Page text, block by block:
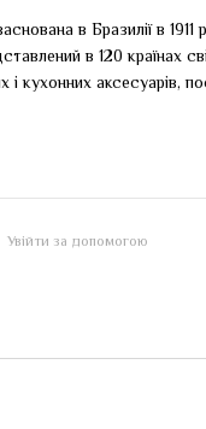
в Бразилії в 1911
в 120 країнах
кухонних аксесуарів,
Увійти за допомогою